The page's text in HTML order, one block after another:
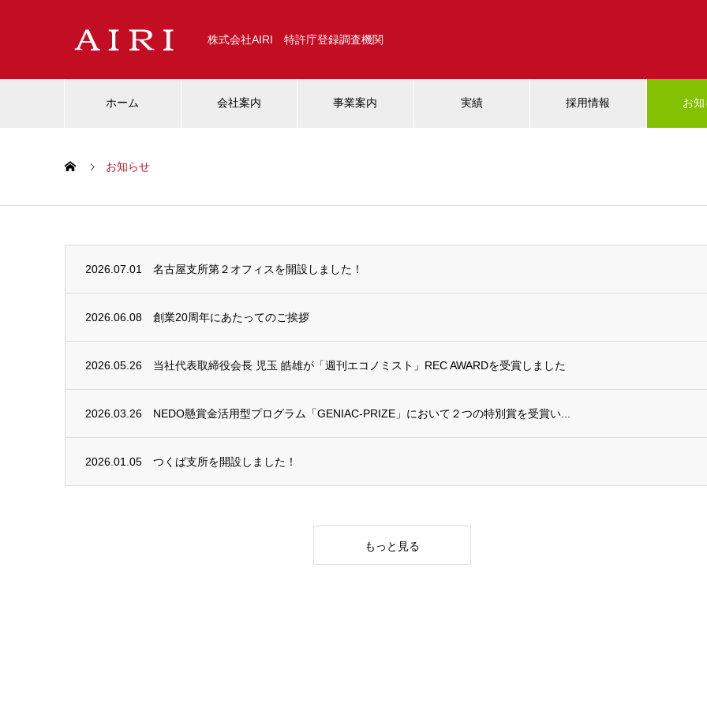
株式会社AIRI 特許庁登録調査機関
ホーム 会社案内 事業案内 実績 採用情報 お
お知らせ
2026.07.01 名古屋支所第２オフィスを開設しました！
2026.06.08 創業20周年にあたってのご挨拶
2026.05.26 当社代表取締役会長 児玉 皓雄が「週刊エコノミスト」REC AWARDを受賞しました
2026.03.26 NEDO懸賞金活用型プログラム「GENIAC-PRIZE」において２つの特別賞を受賞い...
2026.01.05 つくば支所を開設しました！
もっと見る